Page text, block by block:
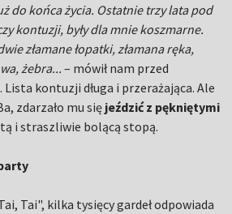
do końca życia. Ostatnie trzy lata pod
kontuzji, były dla mnie koszmarne.
złamane łopatki, złamana ręka,
żebra... – mówił nam przed
kontuzji długa i przerażająca. Ale
zdarzało mu się jeździć z pękniętymi
i straszliwie bolącą stopą.
Tai", kilka tysięcy gardeł odpowiada